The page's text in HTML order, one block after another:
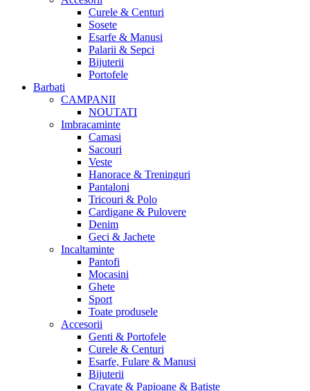
Curele & Centuri
Sosete
Esarfe & Manusi
Palarii & Sepci
Bijuterii
Portofele
Barbati
CAMPANII
NOUTATI
Imbracaminte
Camasi
Sacouri
Veste
Hanorace & Treninguri
Pantaloni
Tricouri & Polo
Cardigane & Pulovere
Denim
Geci & Jachete
Incaltaminte
Pantofi
Mocasini
Ghete
Sport
Toate produsele
Accesorii
Genti & Portofele
Curele & Centuri
Esarfe, Fulare & Manusi
Bijuterii
Cravate & Papioane & Batiste